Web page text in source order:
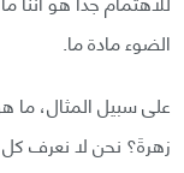
الضوء مادة ما.
على سبيل المثال،
زهرةَ؟ نحن لا نعرف